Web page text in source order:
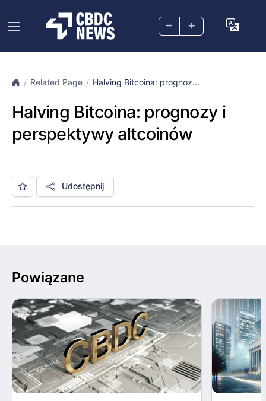
– +
Related Page Halving Bitcoina: prognoz...
Halving Bitcoina: prognozy i
perspektywy altcoinów
Udostępnij
Powiązane